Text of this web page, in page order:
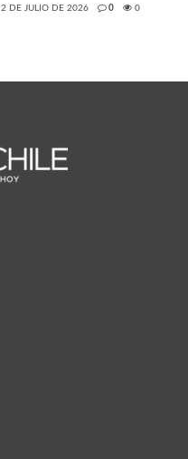
2 DE JULIO DE 2026 0 0